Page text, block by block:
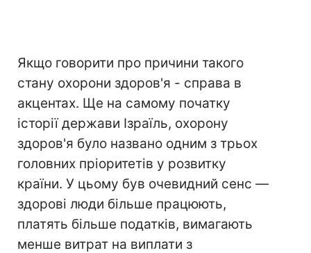
Якщо говорити про причини такого
стану охорони здоров'я - справа в
акцентах. Ще на самому початку
історії держави Ізраїль, охорону
здоров'я було названо одним з трьох
головних пріоритетів у розвитку
країни. У цьому був очевидний сенс —
здорові люди більше працюють,
платять більше податків, вимагають
менше витрат на виплати з